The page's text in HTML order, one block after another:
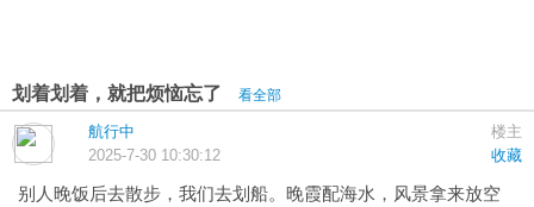
划着划着，就把烦恼忘了 看全部
楼主
航行中
收藏
2025-7-30 10:30:12
别人晚饭后去散步，我们去划船。晚霞配海水，风景拿来放空